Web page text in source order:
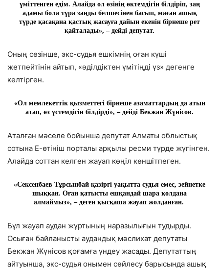
үміттенген едім. Алайда ол өзінің өктемдігін білдіріп, заң
адамы бола тұра заңды белшесінен басып, маған ашық
түрде қасақана қастық жасауға дайын екенін бірнеше рет
қайталады», – дейді депутат.
Оның сөзінше, экс-судья ешкімнің оған күші
жетпейтінін айтып, «әділдіктен үмітіңді үз» дегенге
келтірген.
«Ол мемлекеттік қызметтегі бірнеше азаматтардың да атын
атап, өз үстемдігін білдірді», – дейді Бекжан Жүнісов.
Аталған мәселе бойынша депутат Алматы облыстық
сотына E-өтініш порталы арқылы ресми түрде жүгінген.
Алайда соттан келген жауап көңіл көншітпеген.
«Сексенбаев Тұрсынбай қазіргі уақытта судья емес, зейнетке
шыққан. Оған қатысты ешқандай шара қолдана
алмаймыз», – деген қысқаша жауап жолданған.
Бұл жауап аудан жұртының наразылығын тудырды.
Осыған байланысты аудандық мәслихат депутаты
Бекжан Жүнісов қоғамға үндеу жасады. Депутаттың
айтуынша, экс-судья онымен сөйлесу барысында ашық